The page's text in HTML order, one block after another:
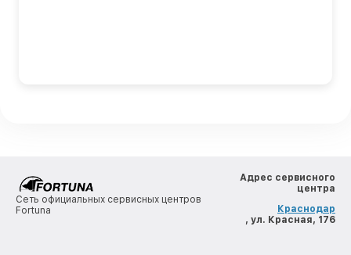
Сеть официальных сервисных центров
Fortuna
Адрес сервисного
центра
Краснодар
, ул. Красная, 176